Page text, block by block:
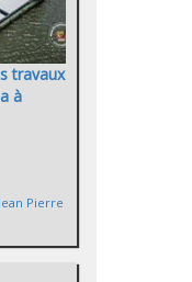
travaux
à
Jean Pierre